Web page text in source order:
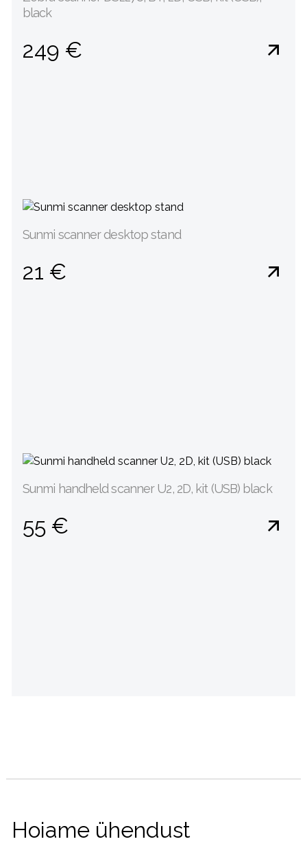
black
249 €
Sunmi scanner desktop stand
21 €
Sunmi handheld scanner U2, 2D, kit (USB) black
55 €
Hoiame ühendust